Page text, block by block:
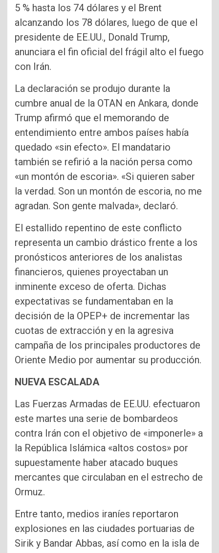
5 % hasta los 74 dólares y el Brent
alcanzando los 78 dólares, luego de que el
presidente de EE.UU., Donald Trump,
anunciara el fin oficial del frágil alto el fuego
con Irán.
La declaración se produjo durante la
cumbre anual de la OTAN en Ankara, donde
Trump afirmó que el memorando de
entendimiento entre ambos países había
quedado «sin efecto». El mandatario
también se refirió a la nación persa como
«un montón de escoria». «Si quieren saber
la verdad. Son un montón de escoria, no me
agradan. Son gente malvada», declaró.
El estallido repentino de este conflicto
representa un cambio drástico frente a los
pronósticos anteriores de los analistas
financieros, quienes proyectaban un
inminente exceso de oferta. Dichas
expectativas se fundamentaban en la
decisión de la OPEP+ de incrementar las
cuotas de extracción y en la agresiva
campaña de los principales productores de
Oriente Medio por aumentar su producción.
NUEVA ESCALADA
Las Fuerzas Armadas de EE.UU. efectuaron
este martes una serie de bombardeos
contra Irán con el objetivo de «imponerle» a
la República Islámica «altos costos» por
supuestamente haber atacado buques
mercantes que circulaban en el estrecho de
Ormuz.
Entre tanto, medios iraníes reportaron
explosiones en las ciudades portuarias de
Sirik y Bandar Abbas, así como en la isla de